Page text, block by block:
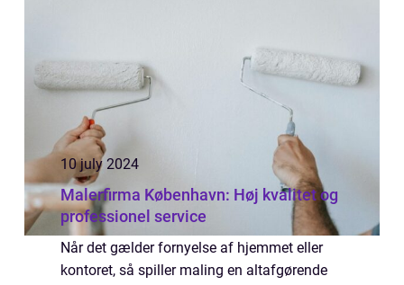
10 july 2024
Malerfirma København: Høj kvalitet og
professionel service
Når det gælder fornyelse af hjemmet eller
kontoret, så spiller maling en altafgørende